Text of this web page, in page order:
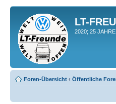
LT-
2020; 25
Foren-Übersicht ‹ Öffentliche